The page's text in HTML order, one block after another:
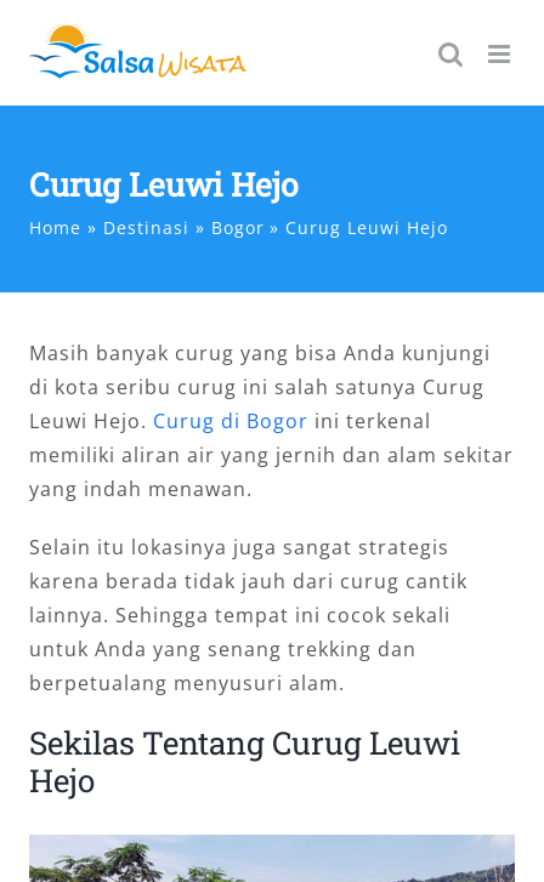
content
Curug Leuwi Hejo
Home Destinasi Bogor Curug Leuwi Hejo
Masih banyak curug yang bisa Anda kunjungi
di kota seribu curug ini salah satunya Curug
Leuwi Hejo. Curug di Bogor ini terkenal
memiliki aliran air yang jernih dan alam sekitar
yang indah menawan.
Selain itu lokasinya juga sangat strategis
karena berada tidak jauh dari curug cantik
lainnya. Sehingga tempat ini cocok sekali
untuk Anda yang senang trekking dan
berpetualang menyusuri alam.
Sekilas Tentang Curug Leuwi
Hejo